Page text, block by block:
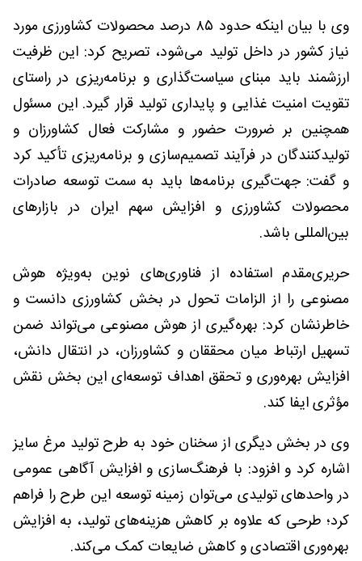
وی با بیان اینکه حدود ۸۵ درصد محصولات کشاورزی مورد
نیاز کشور در داخل تولید می‌شود، تصریح کرد: این ظرفیت
ارزشمند باید مبنای سیاست‌گذاری و برنامه‌ریزی در راستای
تقویت امنیت غذایی و پایداری تولید قرار گیرد. این مسئول
همچنین بر ضرورت حضور و مشارکت فعال کشاورزان و
تولیدکنندگان در فرآیند تصمیم‌سازی و برنامه‌ریزی تأکید کرد
و گفت: جهت‌گیری برنامه‌ها باید به سمت توسعه صادرات
محصولات کشاورزی و افزایش سهم ایران در بازارهای
بین‌المللی باشد.
حریری‌مقدم استفاده از فناوری‌های نوین به‌ویژه هوش
مصنوعی را از الزامات تحول در بخش کشاورزی دانست و
خاطرنشان کرد: بهره‌گیری از هوش مصنوعی می‌تواند ضمن
تسهیل ارتباط میان محققان و کشاورزان، در انتقال دانش،
افزایش بهره‌وری و تحقق اهداف توسعه‌ای این بخش نقش
مؤثری ایفا کند.
وی در بخش دیگری از سخنان خود به طرح تولید مرغ سایز
اشاره کرد و افزود: با فرهنگ‌سازی و افزایش آگاهی عمومی
در واحدهای تولیدی می‌توان زمینه توسعه این طرح را فراهم
کرد؛ طرحی که علاوه بر کاهش هزینه‌های تولید، به افزایش
بهره‌وری اقتصادی و کاهش ضایعات کمک می‌کند.